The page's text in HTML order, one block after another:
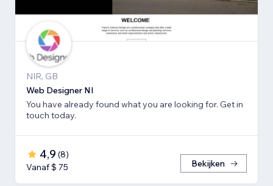
NIR, GB
Web Designer NI
You have already found what you are looking for. Get in
touch today.
4,9 (8)
Vanaf $ 75
Bekijken